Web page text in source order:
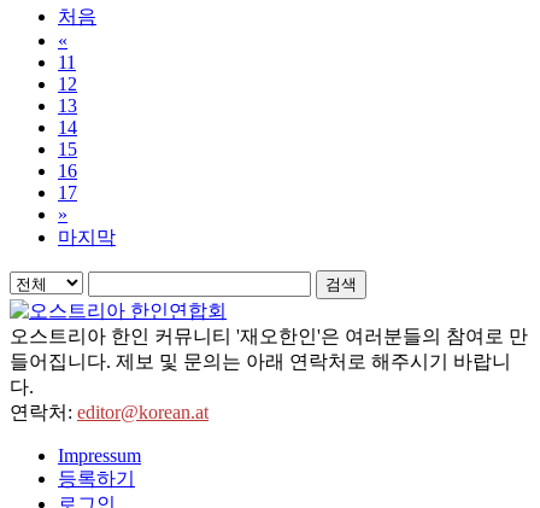
처음
«
11
12
13
14
15
16
17
»
마지막
검색
오스트리아 한인 커뮤니티 '재오한인'은 여러분들의 참여로 만
들어집니다. 제보 및 문의는 아래 연락처로 해주시기 바랍니
다.
연락처: editor@korean.at
Impressum
등록하기
로그인